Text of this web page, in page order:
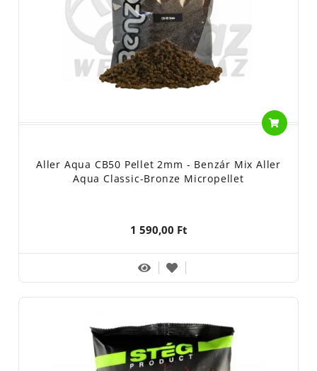
Aller Aqua CB50 Pellet 2mm - Benzár Mix Aller
Aqua Classic-Bronze Micropellet
1 590,00 Ft